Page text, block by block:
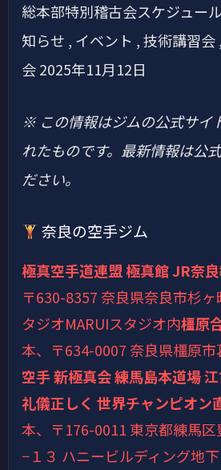
総本部特別稽古会スケジュー
知らせ , イベント , 技術講習
会 2025年11月12日
※ この情報はジムの公式サイ
れたものです。最新情報は公
ださい。
奈良の空手ジム
極真空手道連盟 極真館 JR奈
〒630-8357 奈良県奈良市杉ヶ
タジオMARUIスタジオ内橿原
本、〒634-0007 奈良県橿原市
空手 新極真会 練馬島本道場
礼儀正しく 世界チャンピオン
本、〒176-0011 東京都練馬区
−１３ ハニービルディング地